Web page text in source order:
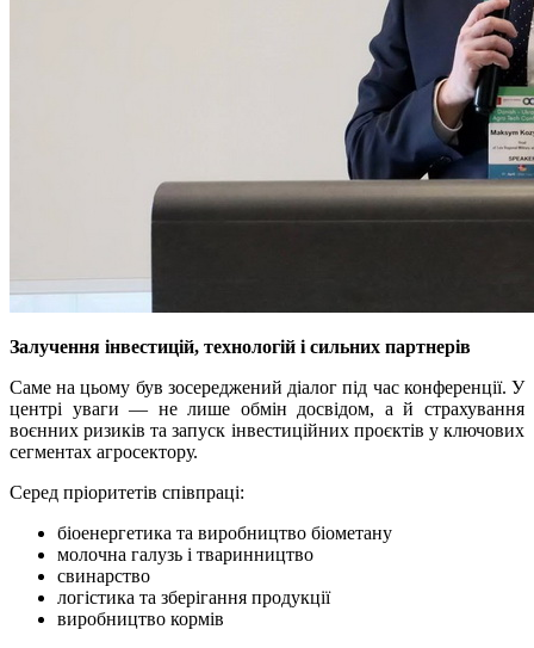
Залучення інвестицій, технологій і сильних партнерів
Саме на цьому був зосереджений діалог під час конференції. У
центрі уваги — не лише обмін досвідом, а й страхування
воєнних ризиків та запуск інвестиційних проєктів у ключових
сегментах агросектору.
Серед пріоритетів співпраці:
біоенергетика та виробництво біометану
молочна галузь і тваринництво
свинарство
логістика та зберігання продукції
виробництво кормів